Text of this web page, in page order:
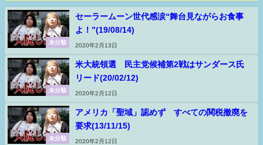
未分類
セーラームーン世代感涙“舞台見ながらお食事
よ！”(19/08/14)
2020年2月13日
未分類
米大統領選 民主党候補第2戦はサンダース氏
リード(20/02/12)
2020年2月12日
未分類
アメリカ「聖域」認めず すべての関税撤廃を
要求(13/11/15)
2020年2月12日